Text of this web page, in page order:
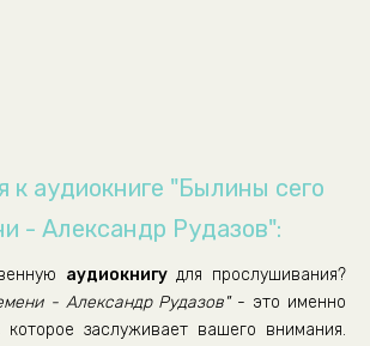
к аудиокниге "Былины сего
- Александр Рудазов":
аудиокнигудля прослушивания?
- Александр Рудазов"- это именно
которое заслуживает вашего внимания.